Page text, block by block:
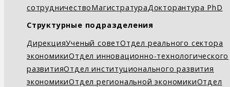
сотрудничествоМагистратураДокторантура PhD
Структурные подразделения
ДирекцияУченый советОтдел реального сектора
экономикиОтдел инновационно-технологического
развитияОтдел институционального развития
экономикиОтдел региональной экономикиОтдел